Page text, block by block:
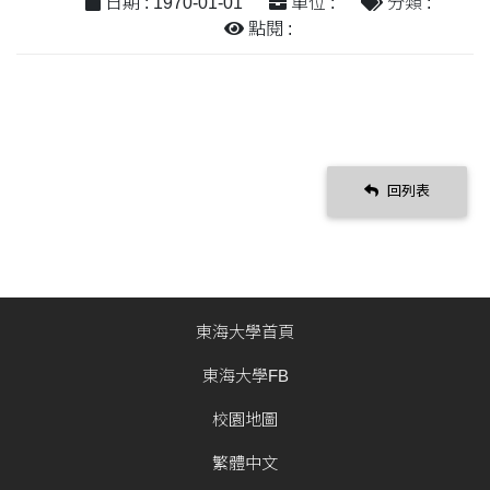
點閱 :
回列表
東海大學首頁
東海大學FB
校園地圖
繁體中文